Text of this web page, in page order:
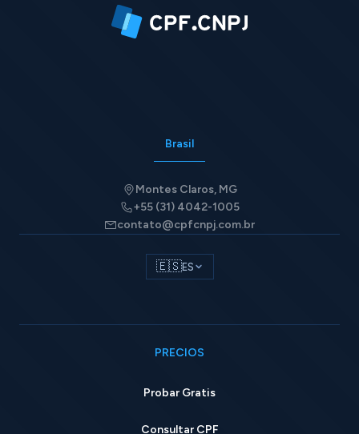
Brasil
Montes Claros, MG
+55 (31) 4042-1005
contato@cpfcnpj.com.br
🇪🇸ES
PRECIOS
Probar Gratis
Consultar CPF